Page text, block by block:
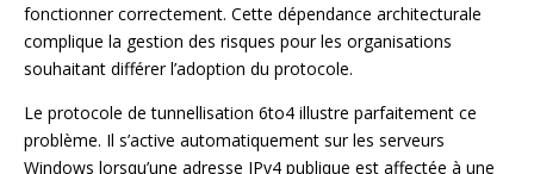
fonctionner correctement. Cette dépendance architecturale
complique la gestion des risques pour les organisations
souhaitant différer l’adoption du protocole.
Le protocole de tunnellisation 6to4 illustre parfaitement ce
problème. Il s’active automatiquement sur les serveurs
Windows lorsqu’une adresse IPv4 publique est affectée à une